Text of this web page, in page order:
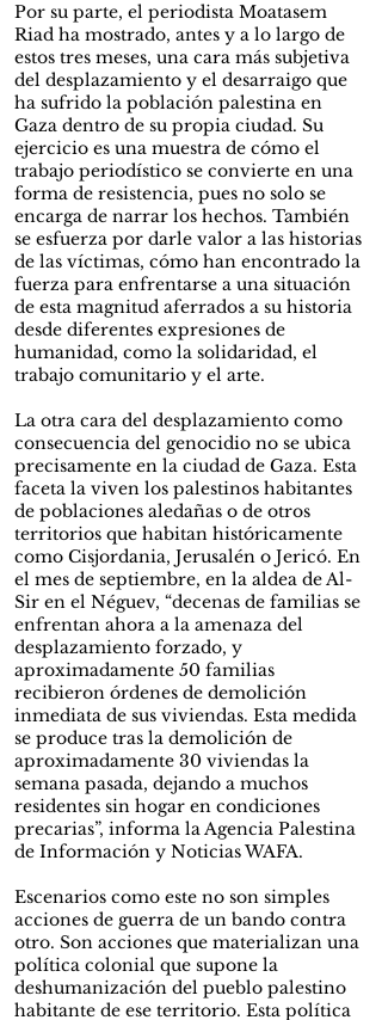
Por su parte, el periodista Moatasem
Riad ha mostrado, antes y a lo largo de
estos tres meses, una cara más subjetiva
del desplazamiento y el desarraigo que
ha sufrido la población palestina en
Gaza dentro de su propia ciudad. Su
ejercicio es una muestra de cómo el
trabajo periodístico se convierte en una
forma de resistencia, pues no solo se
encarga de narrar los hechos. También
se esfuerza por darle valor a las historias
de las víctimas, cómo han encontrado la
fuerza para enfrentarse a una situación
de esta magnitud aferrados a su historia
desde diferentes expresiones de
humanidad, como la solidaridad, el
trabajo comunitario y el arte.
La otra cara del desplazamiento como
consecuencia del genocidio no se ubica
precisamente en la ciudad de Gaza. Esta
faceta la viven los palestinos habitantes
de poblaciones aledañas o de otros
territorios que habitan históricamente
como Cisjordania, Jerusalén o Jericó. En
el mes de septiembre, en la aldea de Al-
Sir en el Néguev, “decenas de familias se
enfrentan ahora a la amenaza del
desplazamiento forzado, y
aproximadamente 50 familias
recibieron órdenes de demolición
inmediata de sus viviendas. Esta medida
se produce tras la demolición de
aproximadamente 30 viviendas la
semana pasada, dejando a muchos
residentes sin hogar en condiciones
precarias”, informa la Agencia Palestina
de Información y Noticias WAFA.
Escenarios como este no son simples
acciones de guerra de un bando contra
otro. Son acciones que materializan una
política colonial que supone la
deshumanización del pueblo palestino
habitante de ese territorio. Esta política